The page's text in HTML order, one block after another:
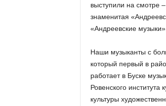
выступили на смотре
знаменитая
«Андреевские музыки».
Наши музыканты с
который первый в
работает в Буске
Ровенского
культуры